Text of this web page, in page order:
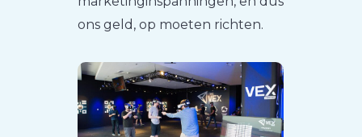
ons geld, op moeten richten.